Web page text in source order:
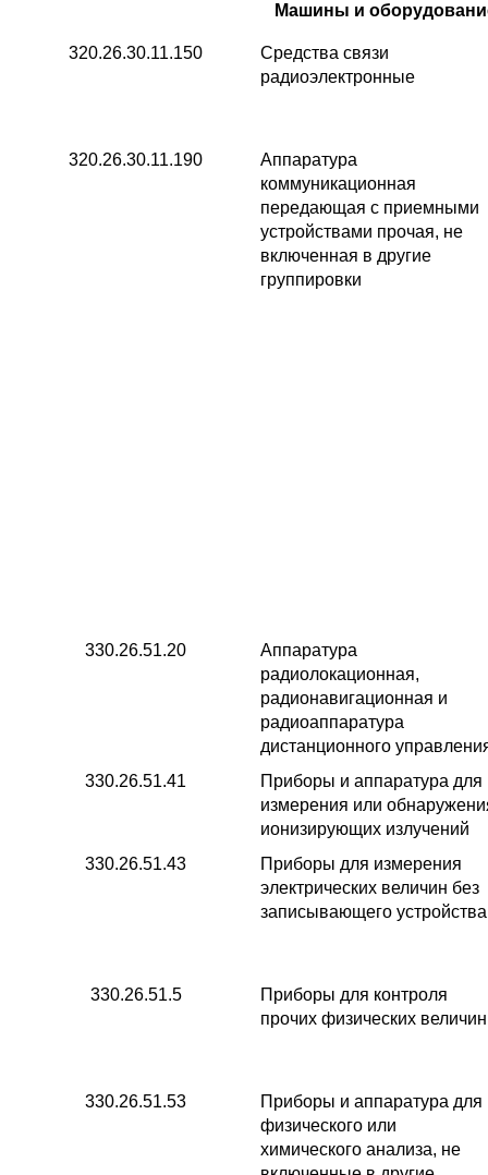
Машины и
320.26.30.11.150
Средства связи
радиоэлектронные
320.26.30.11.190
Аппаратура
коммуникационная
передающая с приемными
устройствами прочая, не
включенная в другие
группировки
330.26.51.20
Аппаратура
радиолокационная,
радионавигационная и
радиоаппаратура
дистанционного
330.26.51.41
Приборы и аппаратура для
измерения или
ионизирующих излучений
330.26.51.43
Приборы для измерения
электрических величин без
записывающего устройства
330.26.51.5
Приборы для контроля
прочих физических величин
330.26.51.53
Приборы и аппаратура для
физического или
химического анализа, не